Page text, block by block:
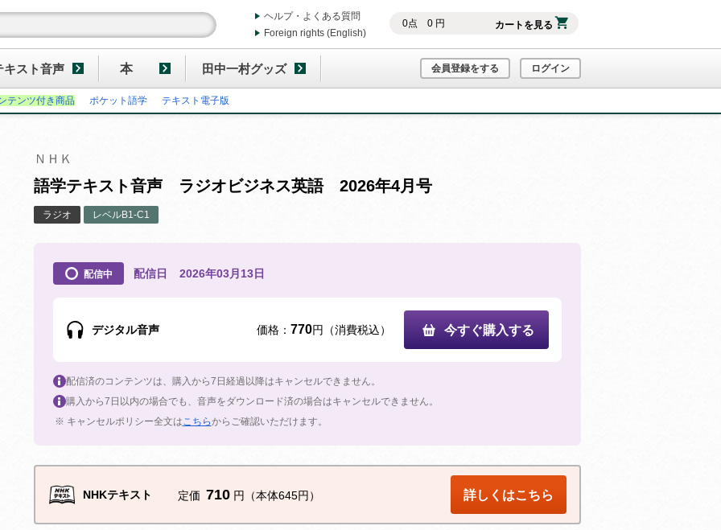
0点 0円 カートを見る
ヘルプ・よくある質問
Foreign rights (English)
キスト音声 本 田中一村グッズ 会員登録をする ログイン
テンツ付き商品 ポケット語学 テキスト電子版
ＮＨＫ
語学テキスト音声 ラジオビジネス英語 2026年4月号
ラジオ レベルB1-C1
配信中 配信日 2026年03月13日
デジタル音声 価格： 770円（消費税込） 今すぐ購入する
配信済のコンテンツは、購入から7日経過以降はキャンセルできません。
購入から7日以内の場合でも、音声をダウンロード済の場合はキャンセルできません。
※ キャンセルポリシー全文はこちらからご確認いただけます。
NHKテキスト 定価 710 円（本体645円） 詳しくはこちら